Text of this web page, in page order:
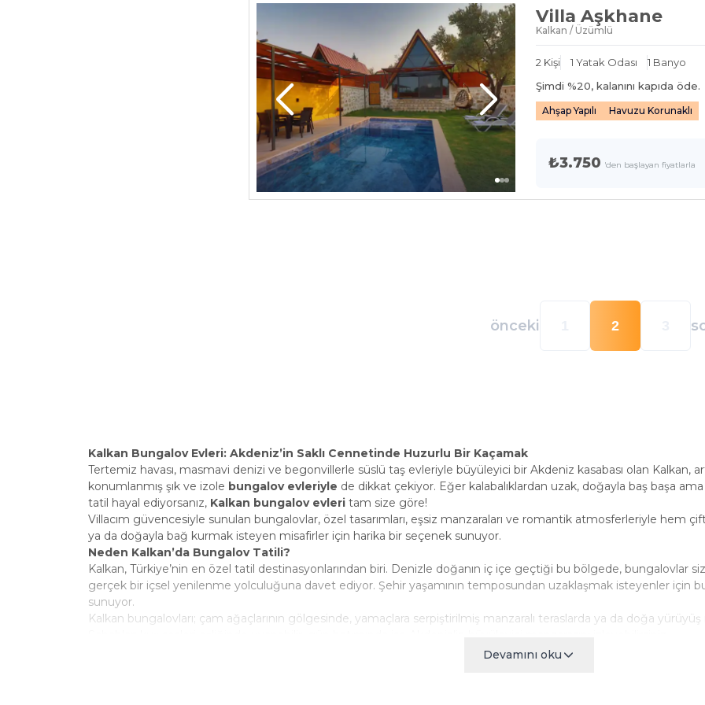
Villa Aşkhane
Kalkan / Üzümlü
2 Kişi 1 Yatak Odası 1 Banyo
Şimdi %20, kalanını kapıda öde.
Ahşap Yapılı Havuzu Korunaklı
₺3.750 'den başlayan fiyatlarla
önceki 2
Kalkan Bungalov Evleri: Akdeniz’in Saklı Cennetinde Huzurlu Bir Kaçamak
Tertemiz havası, masmavi denizi ve begonvillerle süslü taş evleriyle büyüleyici bir Akdeniz kasabası olan Kalkan,
konumlanmış şık ve izole bungalov evleriyle de dikkat çekiyor. Eğer kalabalıklardan uzak, doğayla baş başa
tatil hayal ediyorsanız, Kalkan bungalov evleri tam size göre!
Villacım güvencesiyle sunulan bungalovlar, özel tasarımları, eşsiz manzaraları ve romantik atmosferleriyle hem
ya da doğayla bağ kurmak isteyen misafirler için harika bir seçenek sunuyor.
Neden Kalkan’da Bungalov Tatili?
Kalkan, Türkiye’nin en özel tatil destinasyonlarından biri. Denizle doğanın iç içe geçtiği bu bölgede, bungalovlar
gerçek bir içsel yenilenme yolculuğuna davet ediyor. Şehir yaşamının temposundan uzaklaşmak isteyenler için
sunuyor.
Kalkan bungalovları; çam ağaçlarının gölgesinde, yamaçlara serpiştirilmiş manzaralı teraslarda ya da doğa yürüyüş
Devamını oku